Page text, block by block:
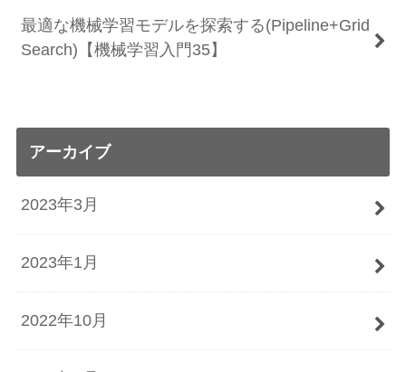
最適な機械学習モデルを探索する(Pipeline+Grid
Search)【機械学習入門35】
アーカイブ
2023年3月
2023年1月
2022年10月